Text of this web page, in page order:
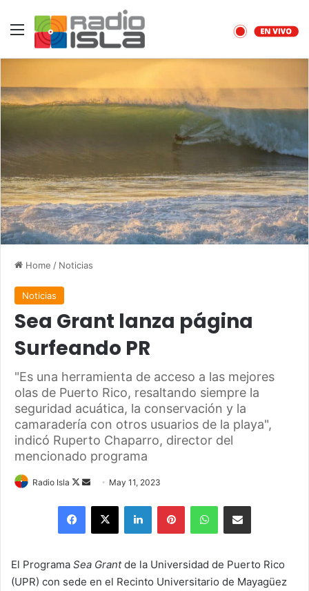
Menu
Home / Noticias
Noticias
Sea Grant lanza página
Surfeando PR
"Es una herramienta de acceso a las mejores
olas de Puerto Rico, resaltando siempre la
seguridad acuática, la conservación y la
camaradería con otros usuarios de la playa",
indicó Ruperto Chaparro, director del
mencionado programa
Radio Isla
Follow
Send
email
May 11, 2023
Facebook
X LinkedInPinterestWhatsAppShare via Email
El Programa Sea Grantde la Universidad de Puerto Rico
(UPR) con sede en el Recinto Universitario de Mayagüez